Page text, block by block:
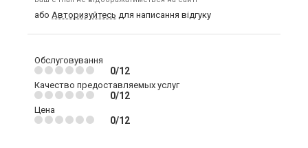
або Авторизуйтесь для написання відгуку
Обслуговування
0/12
Качество предоставляемых услуг
0/12
Цена
0/12